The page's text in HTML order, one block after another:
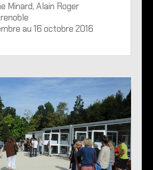
Minard, Alain Roger
au 16 octobre 2016